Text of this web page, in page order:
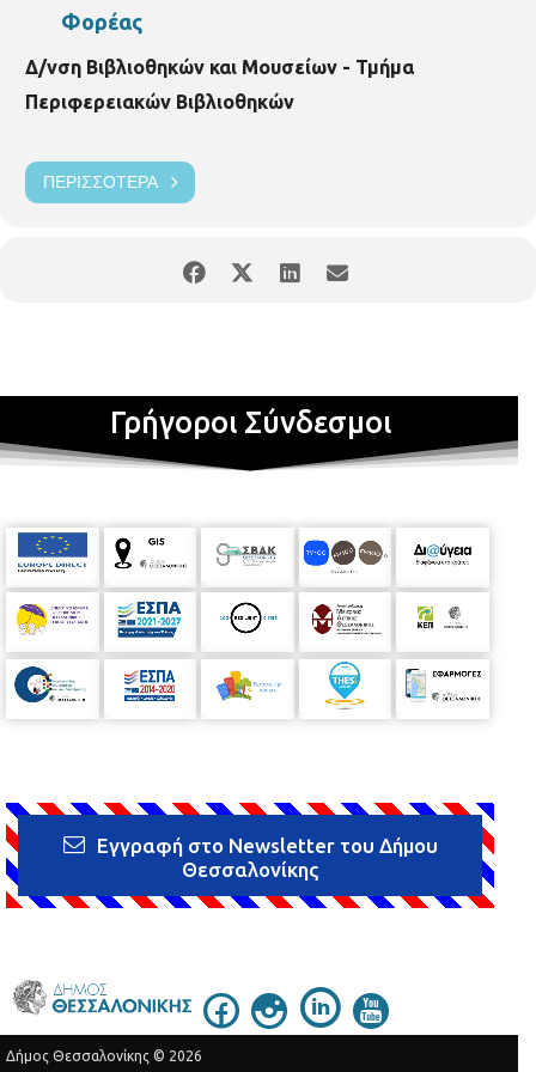
Φορέας
Δ/νση Βιβλιοθηκών και Μουσείων - Τμήμα
Περιφερειακών Βιβλιοθηκών
ΠΕΡΙΣΣΌΤΕΡΑ
Γρήγοροι Σύνδεσμοι
Εγγραφή στο Newsletter του Δήμου
Θεσσαλονίκης
Δήμος Θεσσαλονίκης © 2026